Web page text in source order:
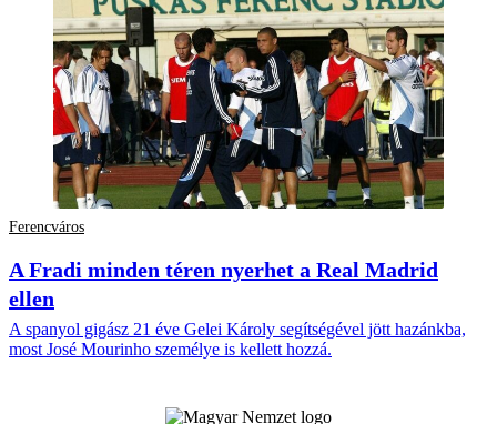
Ferencváros
A Fradi minden téren nyerhet a Real Madrid
ellen
A spanyol gigász 21 éve Gelei Károly segítségével jött hazánkba,
most José Mourinho személye is kellett hozzá.